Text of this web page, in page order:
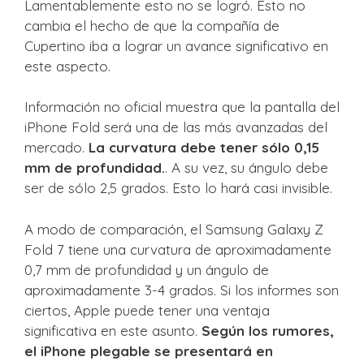
Lamentablemente esto no se logró. Esto no
cambia el hecho de que la compañía de
Cupertino iba a lograr un avance significativo en
este aspecto.
Información no oficial muestra que la pantalla del
iPhone Fold será una de las más avanzadas del
mercado. La curvatura debe tener sólo 0,15
mm de profundidad.. A su vez, su ángulo debe
ser de sólo 2,5 grados. Esto lo hará casi invisible.
A modo de comparación, el Samsung Galaxy Z
Fold 7 tiene una curvatura de aproximadamente
0,7 mm de profundidad y un ángulo de
aproximadamente 3-4 grados. Si los informes son
ciertos, Apple puede tener una ventaja
significativa en este asunto. Según los rumores,
el iPhone plegable se presentará en